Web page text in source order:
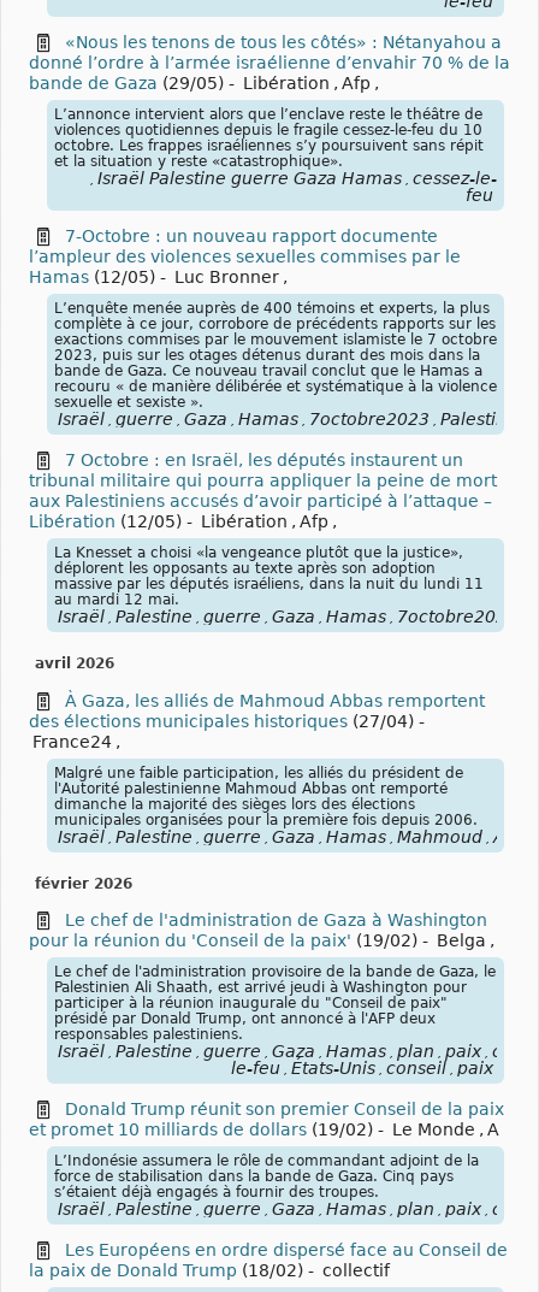
«Nous les tenons de tous les côtés» : Nétanyahou a
donné l’ordre à l’armée israélienne d’envahir 70 % de la
bande de Gaza (29/05) - Libération , Afp ,
L’annonce intervient alors que l’enclave reste le théâtre de
violences quotidiennes depuis le fragile cessez-le-feu du 10
octobre. Les frappes israéliennes s’y poursuivent sans répit
et la situation y reste «catastrophique».
Israël Palestine guerre Gaza Hamas cessez-le-
feu
7-Octobre : un nouveau rapport documente
l’ampleur des violences sexuelles commises par le
Hamas (12/05) - Luc Bronner ,
L’enquête menée auprès de 400 témoins et experts, la plus
complète à ce jour, corrobore de précédents rapports sur les
exactions commises par le mouvement islamiste le 7 octobre
2023, puis sur les otages détenus durant des mois dans la
bande de Gaza. Ce nouveau travail conclut que le Hamas a
recouru « de manière délibérée et systématique à la violence
sexuelle et sexiste ».
Israël guerre Gaza Hamas 7octobre2023 Palestine
7 Octobre : en Israël, les députés instaurent un
tribunal militaire qui pourra appliquer la peine de mort
aux Palestiniens accusés d’avoir participé à l’attaque –
Libération (12/05) - Libération , Afp ,
La Knesset a choisi «la vengeance plutôt que la justice»,
déplorent les opposants au texte après son adoption
massive par les députés israéliens, dans la nuit du lundi 11
au mardi 12 mai.
Israël Palestine guerre Gaza Hamas 7octobre2023
avril 2026
À Gaza, les alliés de Mahmoud Abbas remportent
des élections municipales historiques (27/04) -
France24 ,
Malgré une faible participation, les ​alliés du président de
l'Autorité palestinienne Mahmoud Abbas ont remporté
dimanche la majorité des sièges lors des élections
municipales organisées pour la première fois depuis 2006.
Israël Palestine guerre Gaza Hamas Mahmoud
février 2026
Le chef de l'administration de Gaza à Washington
pour la réunion du 'Conseil de la paix' (19/02) - Belga ,
Le chef de l'administration provisoire de la bande de Gaza, le
Palestinien Ali Shaath, est arrivé jeudi à Washington pour
participer à la réunion inaugurale du "Conseil de paix"
présidé par Donald Trump, ont annoncé à l'AFP deux
responsables palestiniens.
Israël , Palestine , guerre , Gaza , Hamas , plan , paix ,
le-feu , États-Unis , conseil , paix
Donald Trump réunit son premier Conseil de la paix
et promet 10 milliards de dollars (19/02) - Le Monde , A
L’Indonésie assumera le rôle de commandant adjoint de la
force de stabilisation dans la bande de Gaza. Cinq pays
s’étaient déjà engagés à fournir des troupes.
Israël , Palestine , guerre , Gaza , Hamas , plan , paix ,
Les Européens en ordre dispersé face au Conseil de
la paix de Donald Trump (18/02) - collectif